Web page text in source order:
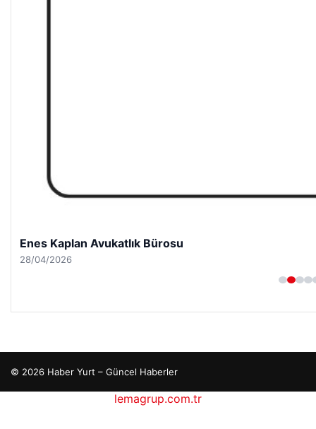
Enes Kaplan Avukatlık Bürosu
28/04/2026
© 2026 Haber Yurt – Güncel Haberler
lemagrup.com.tr